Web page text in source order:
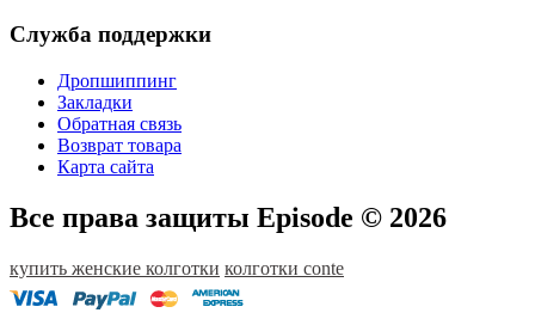
Служба поддержки
Дропшиппинг
Закладки
Обратная связь
Возврат товара
Карта сайта
Все права защиты Episode © 2026
купить женские колготки колготки conte